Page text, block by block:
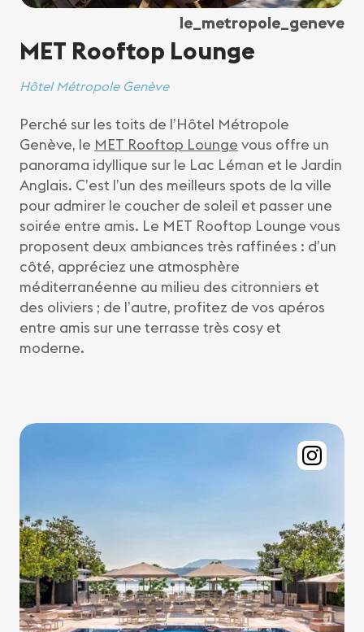
le_metropole_geneve
MET Rooftop Lounge
Hôtel Métropole Genève
Perché sur les toits de l’Hôtel Métropole
Genève, le MET Rooftop Lounge vous offre un
panorama idyllique sur le Lac Léman et le Jardin
Anglais. C’est l’un des meilleurs spots de la ville
pour admirer le coucher de soleil et passer une
soirée entre amis. Le MET Rooftop Lounge vous
proposent deux ambiances très raffinées : d’un
côté, appréciez une atmosphère
méditerranéenne au milieu des citronniers et
des oliviers ; de l’autre, profitez de vos apéros
entre amis sur une terrasse très cosy et
moderne.